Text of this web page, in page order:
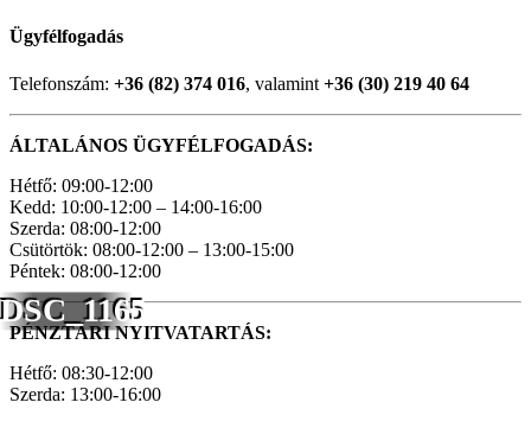
DSC_1165
Ügyfélfogadás
Telefonszám: +36 (82) 374 016, valamint +36 (30) 219 40 64
ÁLTALÁNOS ÜGYFÉLFOGADÁS:
Hétfő: 09:00-12:00
Kedd: 10:00-12:00 – 14:00-16:00
Szerda: 08:00-12:00
Csütörtök: 08:00-12:00 – 13:00-15:00
Péntek: 08:00-12:00
PÉNZTÁRI NYITVATARTÁS:
Hétfő: 08:30-12:00
Szerda: 13:00-16:00